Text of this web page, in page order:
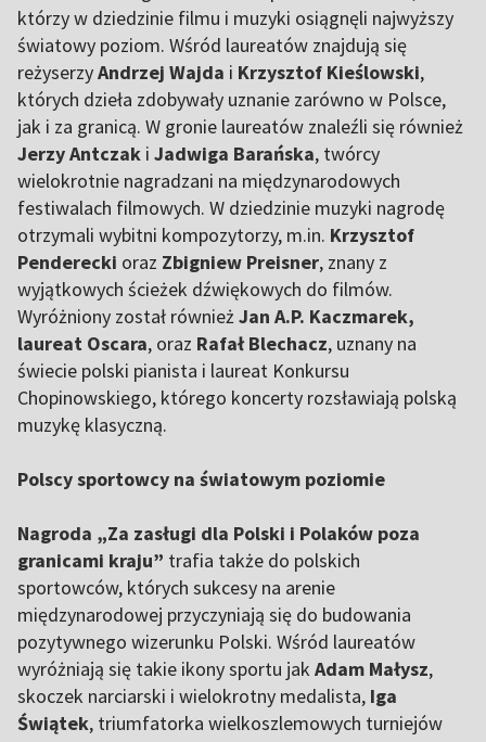
którzy w dziedzinie filmu i muzyki osiągnęli najwyższy
światowy poziom. Wśród laureatów znajdują się
reżyserzyAndrzej Wajda i Krzysztof Kieślowski,
których dzieła zdobywały uznanie zarówno w Polsce,
jak i za granicą. W gronie laureatów znaleźli się również
Jerzy Antczak i Jadwiga Barańska, twórcy
wielokrotnie nagradzani na międzynarodowych
festiwalach filmowych. W dziedzinie muzyki nagrodę
otrzymali wybitni kompozytorzy, m.in. Krzysztof
Penderecki oraz Zbigniew Preisner, znany z
wyjątkowych ścieżek dźwiękowych do filmów.
Wyróżniony został równieżJan A.P. Kaczmarek,
laureat Oscara, oraz Rafał Blechacz, uznany na
świecie polski pianista i laureat Konkursu
Chopinowskiego, którego koncerty rozsławiają polską
muzykę klasyczną.
Polscy sportowcy na światowym poziomie
Nagroda „Za zasługi dla Polski i Polaków poza
granicami kraju” trafia także do polskich
sportowców, których sukcesy na arenie
międzynarodowej przyczyniają się do budowania
pozytywnego wizerunku Polski. Wśród laureatów
wyróżniają się takie ikony sportu jak Adam Małysz,
skoczek narciarski i wielokrotny medalista, Iga
Świątek, triumfatorka wielkoszlemowych turniejów